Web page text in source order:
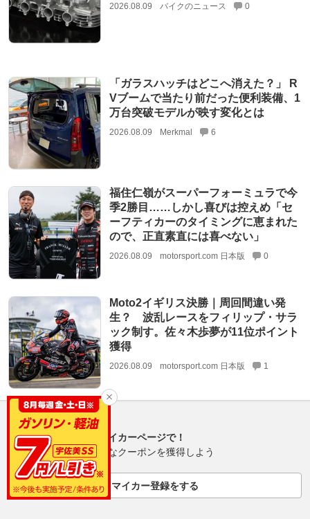
2026.08.09 バイクのニュース 0
「ガラスハッチはどこへ消えた？」 R
Vブームで当たり前だった便利装備、1
万台突破モデルが映す変化とは
2026.08.09 Merkmal 6
福住仁嶺がスーパーフォーミュラで今
季2勝目……しかし喜びは控えめ「セ
ーフティカーのタイミングに恵まれた
ので、正直素直には喜べない」
2026.08.09 motorsport.com 日本版 0
Moto2イギリス決勝｜周回間違い発
生？ 波乱レースをフィリップ・サラ
ック制す。佐々木歩夢が11位ポイント
獲得
2026.08.09 motorsport.com 日本版 1
愛車管理はマイカーページで！
登録してお得なクーポンを獲得しよう
マイカー登録をする